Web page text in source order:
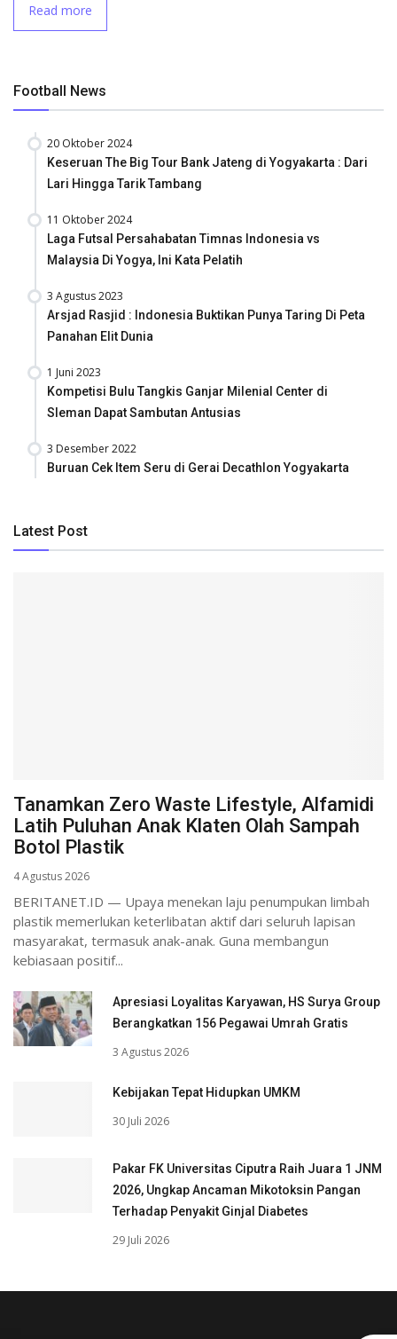
Read more
Football News
20 Oktober 2024
Keseruan The Big Tour Bank Jateng di Yogyakarta : Dari
Lari Hingga Tarik Tambang
11 Oktober 2024
Laga Futsal Persahabatan Timnas Indonesia vs
Malaysia Di Yogya, Ini Kata Pelatih
3 Agustus 2023
Arsjad Rasjid : Indonesia Buktikan Punya Taring Di Peta
Panahan Elit Dunia
1 Juni 2023
Kompetisi Bulu Tangkis Ganjar Milenial Center di
Sleman Dapat Sambutan Antusias
3 Desember 2022
Buruan Cek Item Seru di Gerai Decathlon Yogyakarta
Latest Post
Tanamkan Zero Waste Lifestyle, Alfamidi
Latih Puluhan Anak Klaten Olah Sampah
Botol Plastik
4 Agustus 2026
BERITANET.ID — Upaya menekan laju penumpukan limbah
plastik memerlukan keterlibatan aktif dari seluruh lapisan
masyarakat, termasuk anak-anak. Guna membangun
kebiasaan positif...
Apresiasi Loyalitas Karyawan, HS Surya Group
Berangkatkan 156 Pegawai Umrah Gratis
3 Agustus 2026
Kebijakan Tepat Hidupkan UMKM
30 Juli 2026
Pakar FK Universitas Ciputra Raih Juara 1 JNM
2026, Ungkap Ancaman Mikotoksin Pangan
Terhadap Penyakit Ginjal Diabetes
29 Juli 2026